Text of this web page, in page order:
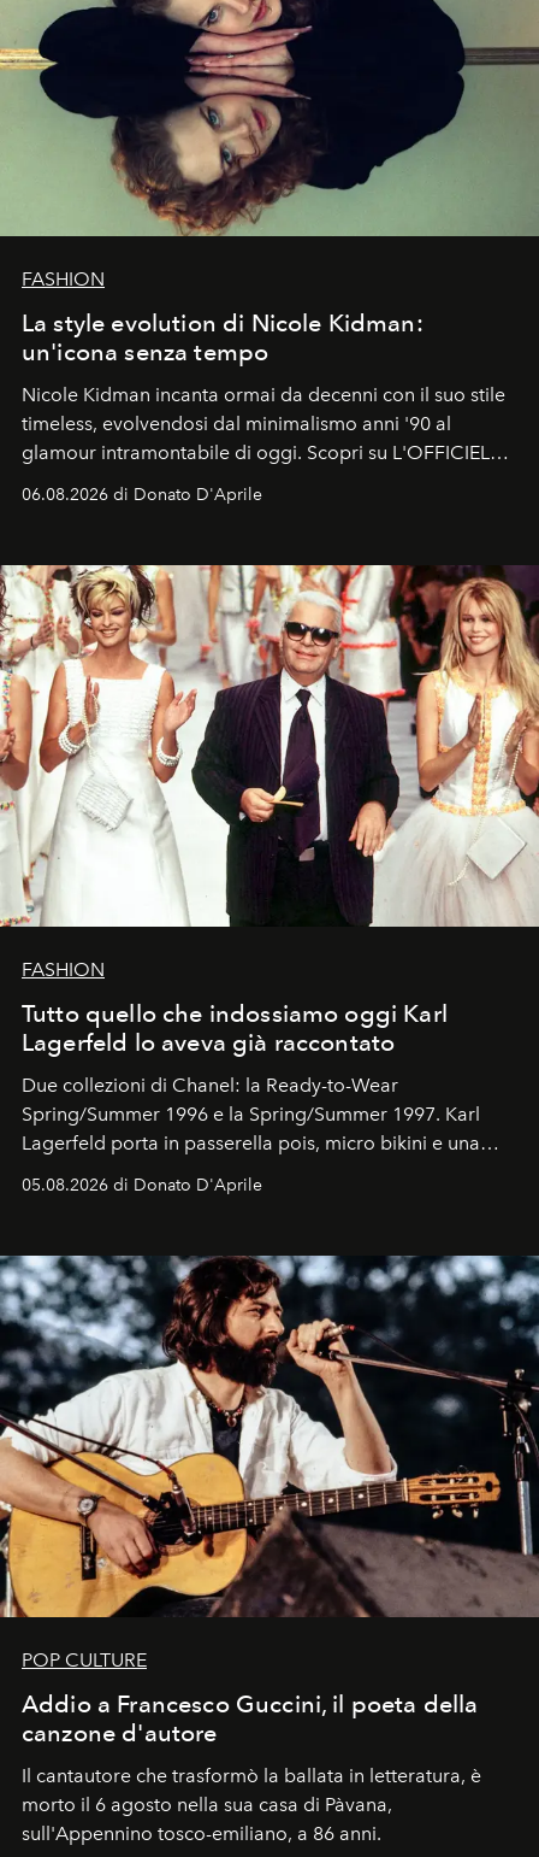
FASHION
La style evolution di Nicole Kidman:
un'icona senza tempo
Nicole Kidman incanta ormai da decenni con il suo stile
timeless, evolvendosi dal minimalismo anni '90 al
glamour intramontabile di oggi. Scopri su L'OFFICIEL
Italia la sua style evolution.
06.08.2026 di Donato D'Aprile
FASHION
Tutto quello che indossiamo oggi Karl
Lagerfeld lo aveva già raccontato
Due collezioni di Chanel: la Ready-to-Wear
Spring/Summer 1996 e la Spring/Summer 1997. Karl
Lagerfeld porta in passerella pois, micro bikini e una
logomania pensata per la spiaggia
Kate, Claudia e Carla una dietro l'altra. Trent'anni dopo,
uno dei documenti più contemporanei che abbiamo.
05.08.2026 di Donato D'Aprile
POP CULTURE
Addio a Francesco Guccini, il poeta della
canzone d'autore
Il cantautore che trasformò la ballata in letteratura, è
morto il 6 agosto nella sua casa di Pàvana,
sull'Appennino tosco-emiliano, a 86 anni.